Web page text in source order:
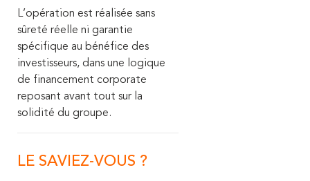
L’opération est réalisée sans
sûreté réelle ni garantie
spécifique au bénéfice des
investisseurs, dans une logique
de financement corporate
reposant avant tout sur la
solidité du groupe.
LE SAVIEZ-VOUS ?